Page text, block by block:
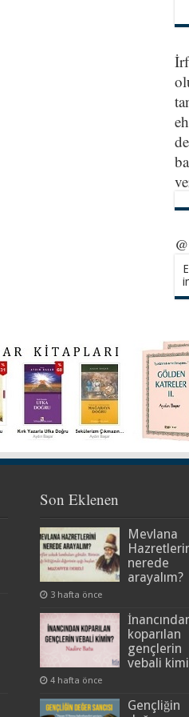
Son Eklenen
Mevlana
nerede
arayalım?
3 hafta önce
koparılan
gençlerin
vebali
4 hafta önce
Gençliğin